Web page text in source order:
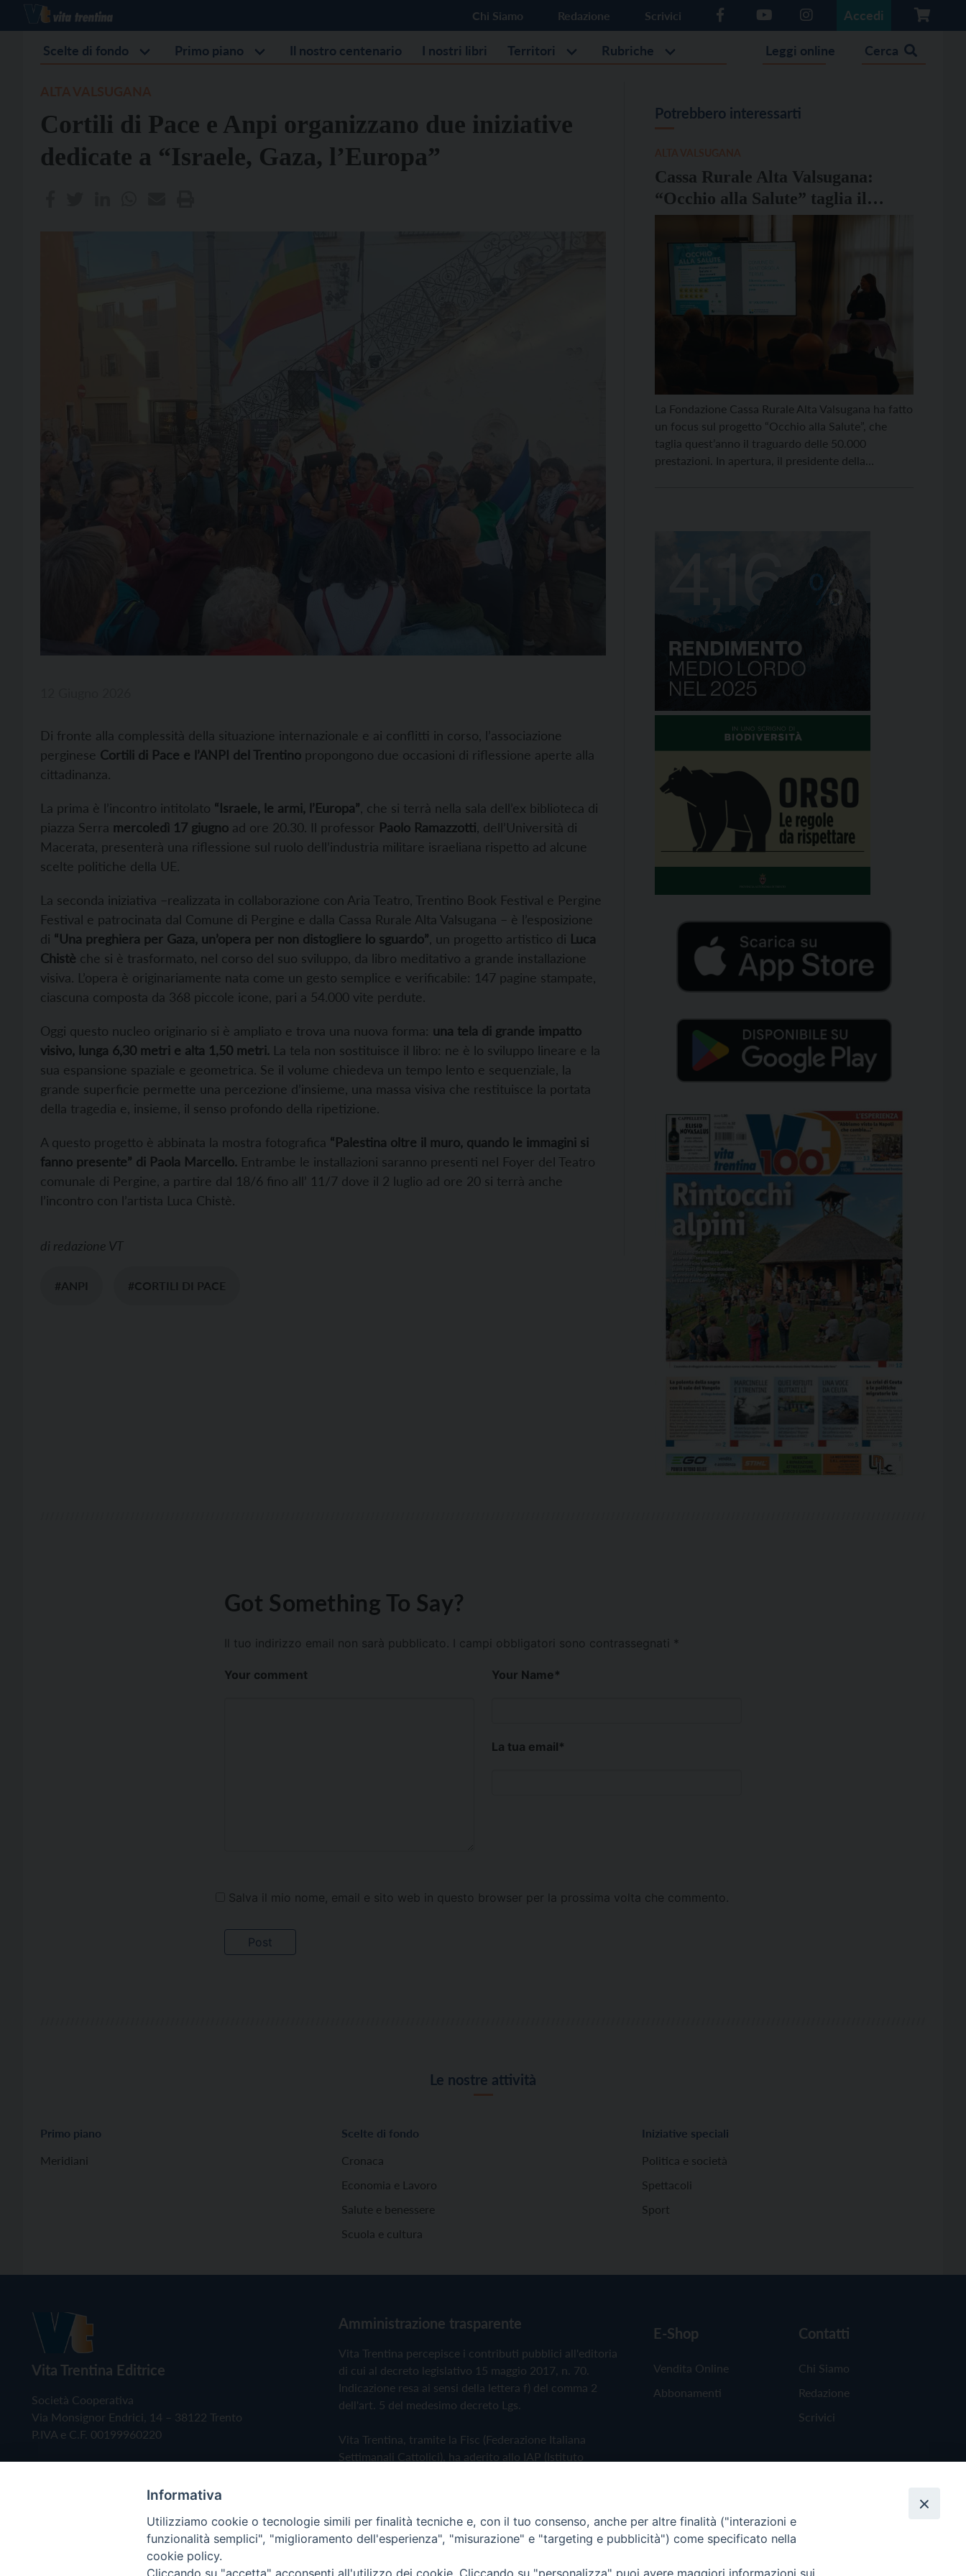
Chi Siamo Redazione Scrivici Accedi
Scelte di fondo Primo piano Il nostro centenario I nostri libri Territori Rubriche Leggi online Cerca
Cortili di Pace e Anpi organizzano due iniziative
dedicate a “Israele, Gaza, l’Europa”
Di fronte alla complessità della situazione internazionale e ai conflitti in corso, l’associazione
perginese Cortili di Pace e l’ANPI del Trentino propongono due occasioni di riflessione aperte alla
cittadinanza.
La prima è l’incontro intitolato “Israele, le armi, l’Europa”, che si terrà nella sala dell’ex biblioteca di
piazza Serra mercoledì 17 giugno ad ore 20.30. Il professor Paolo Ramazzotti, dell’Università di
Macerata, presenterà una riflessione sul ruolo dell’industria militare israeliana rispetto ad alcune
scelte politiche della UE.
La seconda iniziativa –realizzata in collaborazione con Aria Teatro, Trentino Book Festival e Pergine
Festival e patrocinata dal Comune di Pergine e dalla Cassa Rurale Alta Valsugana – è l’esposizione
di “Una preghiera per Gaza, un’opera per non distogliere lo sguardo”, un progetto artistico di Luca
Chistè che si è trasformato, nel corso del suo sviluppo, da libro meditativo a grande installazione
visiva. L’opera è originariamente nata come un gesto semplice e verificabile: 147 pagine stampate,
ciascuna composta da 368 piccole icone, pari a 54.000 vite perdute.
Oggi questo nucleo originario si è ampliato e trova una nuova forma: una tela di grande impatto
visivo, lunga 6,30 metri e alta 1,50 metri. La tela non sostituisce il libro: ne è lo sviluppo lineare e la
sua espansione spaziale e geometrica. Se il volume chiedeva un tempo lento e sequenziale, la
grande superficie permette una percezione d’insieme, una massa visiva che restituisce la portata
della tragedia e, insieme, il senso profondo della ripetizione.
A questo progetto è abbinata la mostra fotografica “Palestina oltre il muro, quando le immagini si
fanno presente” di Paola Marcello. Entrambe le installazioni saranno presenti nel Foyer del Teatro
comunale di Pergine, a partire dal 18/6 fino all’ 11/7 dove il 2 luglio ad ore 20 si terrà anche
l’incontro con l’artista Luca Chistè.
di redazione VT
#ANPI #CORTILI DI PACE
Potrebbero interessarti
Cassa Rurale Alta Valsugana:
“Occhio alla Salute” taglia il
traguardo delle 50.000 prestazioni
La Fondazione Cassa Rurale Alta Valsugana ha fatto
un focus sul progetto “Occhio alla Salute”, che
taglia quest’anno il traguardo delle 50.000
prestazioni. In apertura, il presidente della
Got Something To Say?
Il tuo indirizzo email non sarà pubblicato. I campi obbligatori sono contrassegnati *
Your comment Your Name*
La tua email*
Salva il mio nome, email e sito web in questo browser per la prossima volta che commento.
Le nostre attività
Primo piano
Meridiani
Scelte di fondo
Cronaca
Economia e Lavoro
Salute e benessere
Scuola e cultura
Iniziative speciali
Politica e società
Spettacoli
Sport
Vita Trentina Editrice
Società Cooperativa
Via Monsignor Endrici, 14 – 38122 Trento
P.IVA e C.F. 00199960220
Amministrazione trasparente
Vita Trentina percepisce i contributi pubblici all'editoria
di cui al decreto legislativo 15 maggio 2017, n. 70.
Indicazione resa ai sensi della lettera f) del comma 2
dell'art. 5 del medesimo decreto Lgs.
Vita Trentina, tramite la Fisc (Federazione Italiana
Settimanali Cattolici), ha aderito allo IAP (Istituto
Privacy Policy Cookie Policy
E-Shop
Vendita Online
Abbonamenti
Contatti
Chi Siamo
Redazione
Scrivici
Informativa
Utilizziamo cookie o tecnologie simili per finalità tecniche e, con il tuo consenso, anche per altre finalità ("interazioni e
funzionalità semplici", "miglioramento dell'esperienza", "misurazione" e "targeting e pubblicità") come specificato nella
cookie policy.